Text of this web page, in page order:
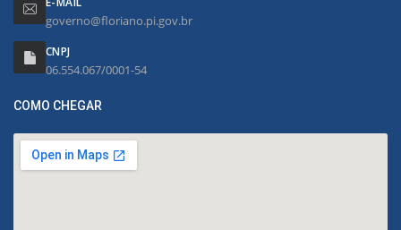
governo@floriano.pi.gov.br
CNPJ
06.554.067/0001-54
COMO CHEGAR